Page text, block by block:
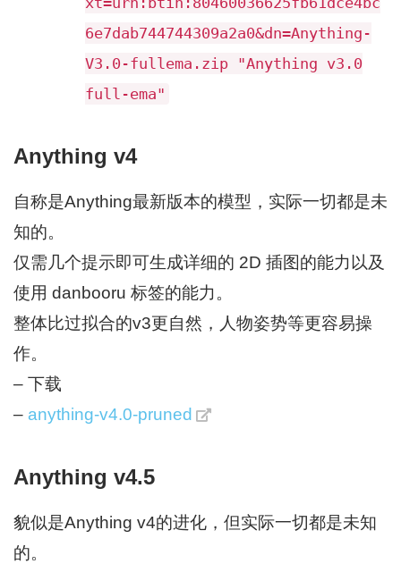
6e7dab744744309a2a0&dn=Anything-
V3.0-fullema.zip "Anything v3.0
full-ema"
Anything v4
自称是Anything最新版本的模型，实际一切都是未
知的。
仅需几个提示即可生成详细的 2D 插图的能力以及
使用 danbooru 标签的能力。
整体比过拟合的v3更自然，人物姿势等更容易操
作。
– 下载
– anything-v4.0-pruned
Anything v4.5
貌似是Anything v4的进化，但实际一切都是未知
的。